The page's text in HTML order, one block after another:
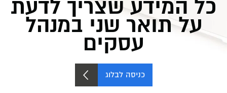
כל המידע שצריך לדעת
על תואר שני במנהל
עסקים
כניסה לבלוג